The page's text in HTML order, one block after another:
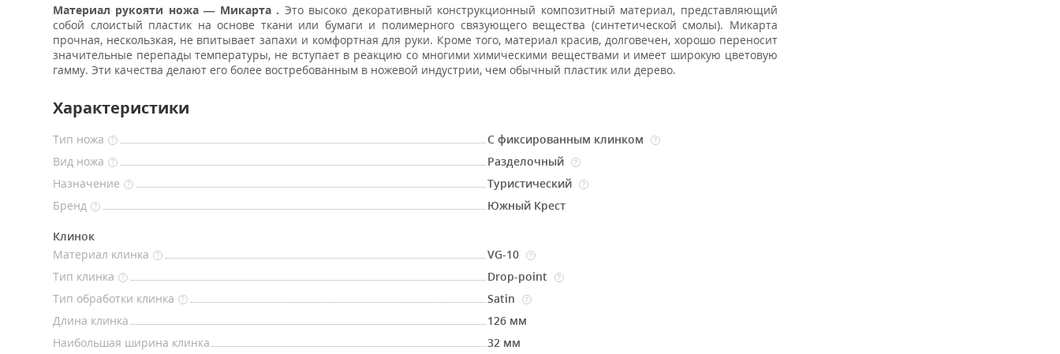
Материал рукояти ножа — Микарта . Это высоко декоративный конструкционный композитный материал, представляющий
собой слоистый пластик на основе ткани или бумаги и полимерного связующего вещества (синтетической смолы). Микарта
прочная, нескользкая, не впитывает запахи и комфортная для руки. Кроме того, материал красив, долговечен, хорошо переносит
значительные перепады температуры, не вступает в реакцию со многими химическими веществами и имеет широкую цветовую
гамму. Эти качества делают его более востребованным в ножевой индустрии, чем обычный пластик или дерево.
Характеристики
Тип ножа ? С фиксированным клинком ?
Вид ножа ? Разделочный ?
Назначение ? Туристический ?
Бренд ? Южный Крест
Клинок
Материал клинка
? VG-10 ?
Тип клинка ? Drop-point ?
Тип обработки клинка ? Satin ?
Длина клинка
126 мм
Наибольшая ширина клинка
32 мм